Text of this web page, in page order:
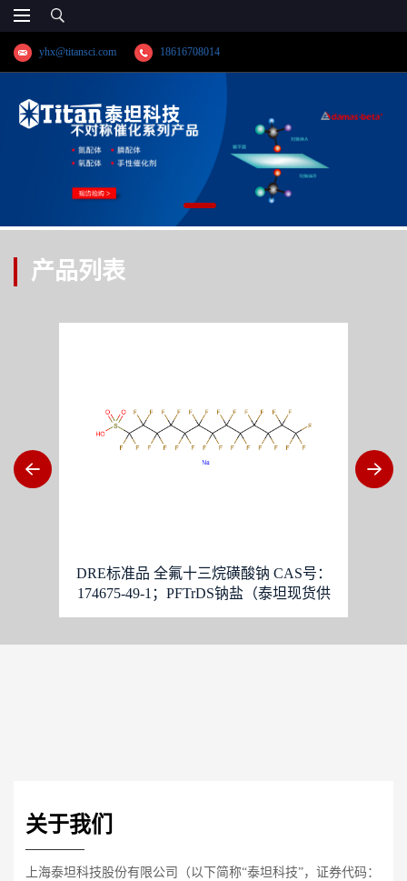
yhx@titansci.com 18616708014
产品列表
DRE标准品 全氟十三烷磺酸钠 CAS号：
174675-49-1；PFTrDS钠盐（泰坦现货供
关于我们
上海泰坦科技股份有限公司（以下简称“泰坦科技”，证券代码：